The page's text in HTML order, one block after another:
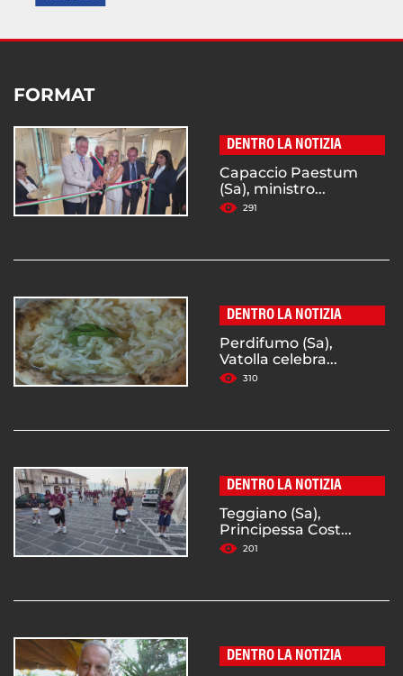
FORMAT
DENTRO LA NOTIZIA
Capaccio Paestum
(Sa), ministro...
291
DENTRO LA NOTIZIA
Perdifumo (Sa),
Vatolla celebra...
310
DENTRO LA NOTIZIA
Teggiano (Sa),
Principessa Cost...
201
DENTRO LA NOTIZIA